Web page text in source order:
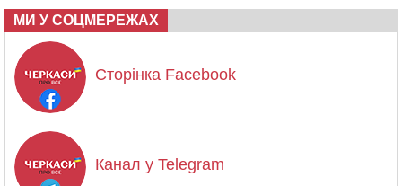
МИ У СОЦМЕРЕЖАХ
Сторінка Facebook
Канал у Telegram